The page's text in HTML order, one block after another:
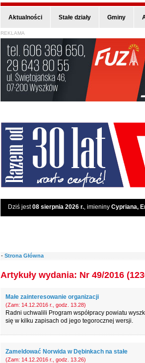
Aktualności Stałe działy Gminy
REKLAMA
Dziś jest08 sierpnia 2026 r., imieniny Cypriana,
- Strona Główna
Artykuły wydania: Nr 49/2016
Małe zainteresowanie organizacji
(Zam: 14.12.2016 r., godz. 13.28)
Radni uchwalili Program współpracy powiatu
się w kilku zapisach od jego tegorocznej wersji.
Zameldować Norwida w Dębinkach na stałe
(Zam: 14.12.2016 r., godz. 13.26)